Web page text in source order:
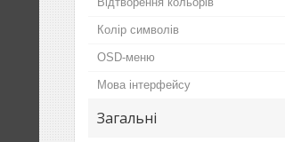
Колір символів
OSD-меню
Мова інтерфейсу
Загальні